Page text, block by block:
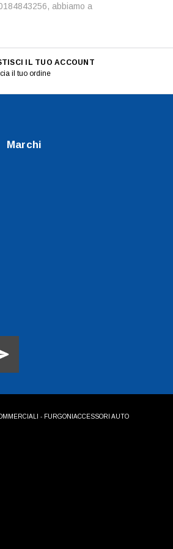
abbiamo a
IL TUO ACCOUNT
il tuo ordine
Marchi
- FURGONI ACCESSORI AUTO